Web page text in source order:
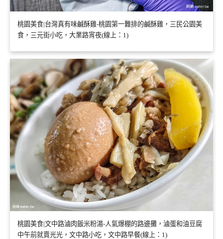
桃園美食|台灣真有味鹹酥雞-桃園第一難排的鹹酥雞，三民公園美
食，三元街小吃，大業路宵夜(線上：1)
桃園美食|文中路滷肉飯米粉湯-人氣爆棚的路邊攤，滷蛋和油豆腐
中午前就賣光光，文中路小吃，文中路早餐(線上：1)